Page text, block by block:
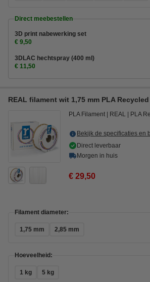
Direct meebestellen
3D print nabewerking set
€ 9,50
3DLAC hechtspray (400 ml)
€ 11,50
REAL filament wit 1,75 mm PLA
PLA Filament REAL PLA
Bekijk de specificaties en
Direct leverbaar
Morgen in huis
€ 29,50
Filament diameter:
1,75 mm 2,85 mm
Hoeveelheid:
1 kg 5 kg